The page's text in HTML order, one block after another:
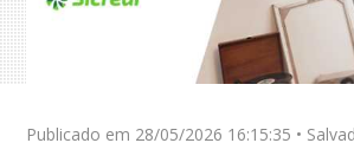
Publicado em 28/05/2026 16:15:35 •